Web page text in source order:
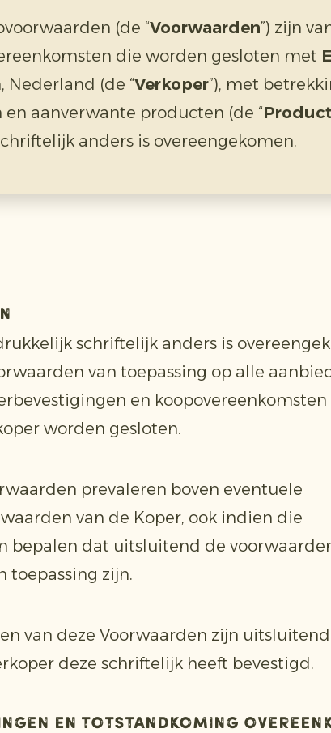
(de “Voorwaarden”) zijn
die worden gesloten met
Nederland (de “Verkoper”), met
aanverwante producten (de “
anders is overeengekomen.
schriftelijk anders is
van toepassing op alle
en koopovereenkomsten
worden gesloten.
prevaleren boven eventuele
van de Koper, ook indien die
bepalen dat uitsluitend de
toepassing zijn.
van deze Voorwaarden zijn
deze schriftelijk heeft bevestigd.
en totstandkoming